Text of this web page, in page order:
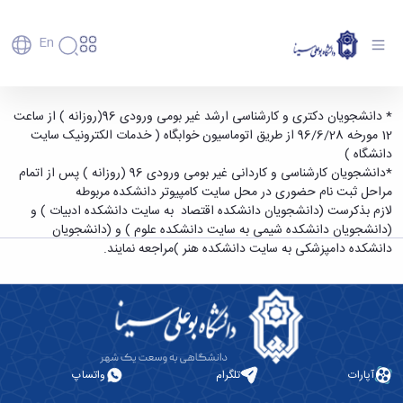
En
دانشگاه
تاریخچه
و
معرفی
برنامه
راهبردی
دانشگاه
نقشه
دانشگاه
ساختار
ریاست
آموزش
پذیرش
کارشناسی
تحصیلات
تکمیلی
پسا
دکترا
استعدادهای
درخشان
دانشجویان
حمایت‌های
پژوهش
فناوری و
کارآفرینی
دفتر
ارتباط
با
صنعت
پردیس
و فناوری
پژوهشکده
دانشکده‌ها
پردیس
اصلی
مهندسی
کشاورزی
شیمی
و
نفت
و
رفاهی
رفاهی
پرسنل
اداره
رفاه
کارکنان
دانشگاه
دانشجویان
اعضای
هیأت
علمی
کارکنان
دانشجویان
التحصیلان
انجمن‌های
بسنا
پیشخوان
رزرو خوابگاه دانشجویان جدیدالورود - دانشگاه
بوعلی سینا همدان
* دانشجویان دکتری و کارشناسی ارشد غیر بومی ورودی 96(روزانه ) از ساعت
12 مورخه 96/6/28 از طریق اتوماسیون خوابگاه ( خدمات الکترونیک سایت
دانشگاه )
*دانشجویان کارشناسی و کاردانی غیر بومی ورودی 96 (روزانه ) پس از اتمام
مراحل ثبت نام حضوری در محل سایت کامپیوتر دانشکده مربوطه
لازم بذکرست (دانشجویان دانشکده اقتصاد به سایت دانشکده ادبیات ) و
(دانشجویان دانشکده شیمی به سایت دانشکده علوم ) و (دانشجویان
دانشکده دامپزشکی به سایت دانشکده هنر )مراجعه نمایند.
آپارات تلگرام واتساپ